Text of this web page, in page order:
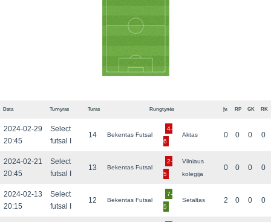
Data Turnyras Turas Rungtynės Įv. RP GK RK
2024-02-29
20:45
Select
futsal I
14 Bekentas Futsal
4-
6
Aktas 0 0 0 0
2024-02-21
20:45
Select
futsal I
13 Bekentas Futsal
2-
5
Vilniaus
kolegija
0 0 0 0
2024-02-13
20:15
Select
futsal I
12 Bekentas Futsal
7-
5
Setaltas 2 0 0 0